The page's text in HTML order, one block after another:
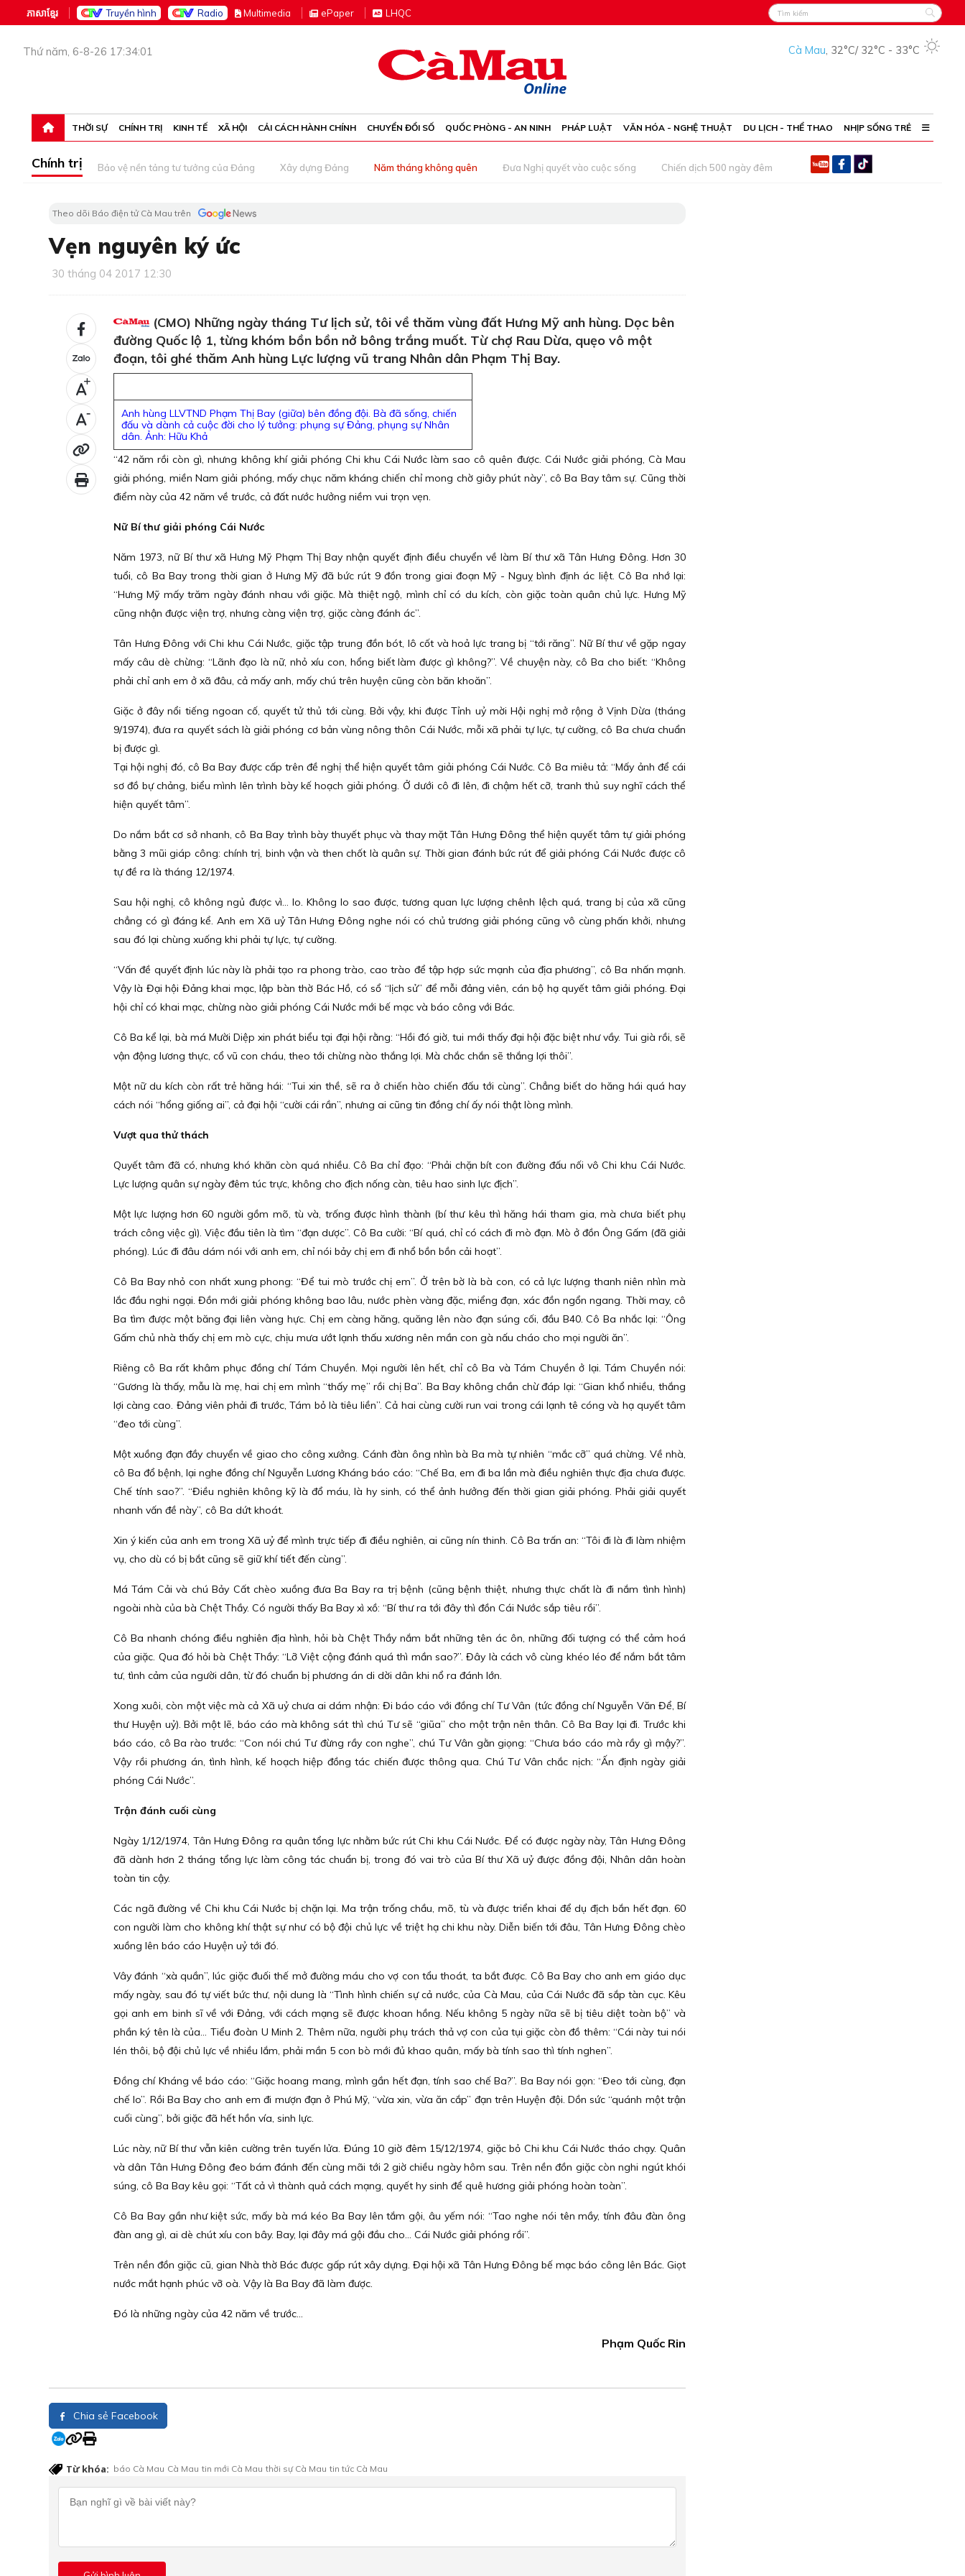
ភាសាខ្មែរ Truyền hình Radio Multimedia ePaper LHQC
Thứ năm, 6-8-26 17:34:01 Cà Mau, 32°C/ 32°C - 33°C
THỜI SỰ CHÍNH TRỊ KINH TẾ XÃ HỘI CẢI CÁCH HÀNH CHÍNH CHUYỂN ĐỔI SỐ QUỐC PHÒNG - AN NINH PHÁP LUẬT VĂN HÓA - NGHỆ THUẬT DU LỊCH - THỂ THAO NHỊP SỐNG TRẺ
Chính trị Bảo vệ nền tảng tư tưởng của Đảng Xây dựng Đảng Năm tháng không quên Đưa Nghị quyết vào cuộc sống Chiến dịch 500 ngày đêm
Theo dõi Báo điện tử Cà Mau trên
Vẹn nguyên ký ức
30 tháng 04 2017 12:30
+
-
(CMO) Những ngày tháng Tư lịch sử, tôi về thăm vùng đất Hưng Mỹ anh hùng. Dọc bên
đường Quốc lộ 1, từng khóm bồn bồn nở bông trắng muốt. Từ chợ Rau Dừa, quẹo vô một
đoạn, tôi ghé thăm Anh hùng Lực lượng vũ trang Nhân dân Phạm Thị Bay.
Anh hùng LLVTND Phạm Thị Bay (giữa) bên đồng đội. Bà đã sống, chiến
đấu và dành cả cuộc đời cho lý tưởng: phụng sự Đảng, phụng sự Nhân
dân. Ảnh: Hữu Khả
“42 năm rồi còn gì, nhưng không khí giải phóng Chi khu Cái Nước làm sao cô quên được. Cái Nước giải phóng, Cà Mau
giải phóng, miền Nam giải phóng, mấy chục năm kháng chiến chỉ mong chờ giây phút này”, cô Ba Bay tâm sự. Cũng thời
điểm này của 42 năm về trước, cả đất nước hưởng niềm vui trọn vẹn.
Nữ Bí thư giải phóng Cái Nước
Năm 1973, nữ Bí thư xã Hưng Mỹ Phạm Thị Bay nhận quyết định điều chuyển về làm Bí thư xã Tân Hưng Đông. Hơn 30
tuổi, cô Ba Bay trong thời gian ở Hưng Mỹ đã bức rút 9 đồn trong giai đoạn Mỹ - Nguỵ bình định ác liệt. Cô Ba nhớ lại:
“Hưng Mỹ mấy trăm ngày đánh nhau với giặc. Mà thiệt ngộ, mình chỉ có du kích, còn giặc toàn quân chủ lực. Hưng Mỹ
cũng nhận được viện trợ, nhưng càng viện trợ, giặc càng đánh ác”.
Tân Hưng Đông với Chi khu Cái Nước, giặc tập trung đồn bót, lô cốt và hoả lực trang bị “tới răng”. Nữ Bí thư về gặp ngay
mấy câu dè chừng: “Lãnh đạo là nữ, nhỏ xíu con, hổng biết làm được gì không?”. Về chuyện này, cô Ba cho biết: “Không
phải chỉ anh em ở xã đâu, cả mấy anh, mấy chú trên huyện cũng còn băn khoăn”.
Giặc ở đây nổi tiếng ngoan cố, quyết tử thủ tới cùng. Bởi vậy, khi được Tỉnh uỷ mời Hội nghị mở rộng ở Vịnh Dừa (tháng
9/1974), đưa ra quyết sách là giải phóng cơ bản vùng nông thôn Cái Nước, mỗi xã phải tự lực, tự cường, cô Ba chưa chuẩn
bị được gì.
Tại hội nghị đó, cô Ba Bay được cấp trên đề nghị thể hiện quyết tâm giải phóng Cái Nước. Cô Ba miêu tả: “Mấy ảnh để cái
sơ đồ bự chảng, biểu mình lên trình bày kế hoạch giải phóng. Ở dưới cô đi lên, đi chậm hết cỡ, tranh thủ suy nghĩ cách thể
hiện quyết tâm”.
Do nắm bắt cơ sở nhanh, cô Ba Bay trình bày thuyết phục và thay mặt Tân Hưng Đông thể hiện quyết tâm tự giải phóng
bằng 3 mũi giáp công: chính trị, binh vận và then chốt là quân sự. Thời gian đánh bức rút để giải phóng Cái Nước được cô
tự đề ra là tháng 12/1974.
Sau hội nghị, cô không ngủ được vì… lo. Không lo sao được, tương quan lực lượng chênh lệch quá, trang bị của xã cũng
chẳng có gì đáng kể. Anh em Xã uỷ Tân Hưng Đông nghe nói có chủ trương giải phóng cũng vô cùng phấn khởi, nhưng
sau đó lại chùng xuống khi phải tự lực, tự cường.
“Vấn đề quyết định lúc này là phải tạo ra phong trào, cao trào để tập hợp sức mạnh của địa phương”, cô Ba nhấn mạnh.
Vậy là Đại hội Đảng khai mạc, lập bàn thờ Bác Hồ, có sổ “lịch sử” để mỗi đảng viên, cán bộ hạ quyết tâm giải phóng. Đại
hội chỉ có khai mạc, chừng nào giải phóng Cái Nước mới bế mạc và báo công với Bác.
Cô Ba kể lại, bà má Mười Diệp xin phát biểu tại đại hội rằng: “Hồi đó giờ, tui mới thấy đại hội đặc biệt như vầy. Tui già rồi, sẽ
vận động lương thực, cổ vũ con cháu, theo tới chừng nào thắng lợi. Mà chắc chắn sẽ thắng lợi thôi”.
Một nữ du kích còn rất trẻ hăng hái: “Tui xin thề, sẽ ra ở chiến hào chiến đấu tới cùng”. Chẳng biết do hăng hái quá hay
cách nói “hổng giống ai”, cả đại hội “cười cái rần”, nhưng ai cũng tin đồng chí ấy nói thật lòng mình.
Vượt qua thử thách
Quyết tâm đã có, nhưng khó khăn còn quá nhiều. Cô Ba chỉ đạo: “Phải chặn bít con đường đấu nối vô Chi khu Cái Nước.
Lực lượng quân sự ngày đêm túc trực, không cho địch nống càn, tiêu hao sinh lực địch”.
Một lực lượng hơn 60 người gồm mõ, tù và, trống được hình thành (bí thư kêu thì hăng hái tham gia, mà chưa biết phụ
trách công việc gì). Việc đầu tiên là tìm “đạn dược”. Cô Ba cười: “Bí quá, chỉ có cách đi mò đạn. Mò ở đồn Ông Gấm (đã giải
phóng). Lúc đi đâu dám nói với anh em, chỉ nói bảy chị em đi nhổ bồn bồn cải hoạt”.
Cô Ba Bay nhỏ con nhất xung phong: “Để tui mò trước chị em”. Ở trên bờ là bà con, có cả lực lượng thanh niên nhìn mà
lắc đầu nghi ngại. Đồn mới giải phóng không bao lâu, nước phèn vàng đặc, miểng đạn, xác đồn ngổn ngang. Thời may, cô
Ba tìm được một băng đại liên vàng hực. Chị em càng hăng, quăng lên nào đạn súng cối, đầu B40. Cô Ba nhắc lại: “Ông
Gấm chủ nhà thấy chị em mò cực, chịu mưa ướt lạnh thấu xương nên mần con gà nấu cháo cho mọi người ăn”.
Riêng cô Ba rất khâm phục đồng chí Tám Chuyền. Mọi người lên hết, chỉ cô Ba và Tám Chuyền ở lại. Tám Chuyền nói:
“Gương là thấy, mẫu là mẹ, hai chị em mình “thấy mẹ” rồi chị Ba”. Ba Bay không chần chừ đáp lại: “Gian khổ nhiều, thắng
lợi càng cao. Đảng viên phải đi trước, Tám bỏ là tiêu liền”. Cả hai cùng cười run vai trong cái lạnh tê cóng và hạ quyết tâm
“đeo tới cùng”.
Một xuồng đạn đầy chuyển về giao cho công xưởng. Cánh đàn ông nhìn bà Ba mà tự nhiên “mắc cỡ” quá chừng. Về nhà,
cô Ba đổ bệnh, lại nghe đồng chí Nguyễn Lương Kháng báo cáo: “Chế Ba, em đi ba lần mà điều nghiên thực địa chưa được.
Chế tính sao?”. “Điều nghiên không kỹ là đổ máu, là hy sinh, có thể ảnh hưởng đến thời gian giải phóng. Phải giải quyết
nhanh vấn đề này”, cô Ba dứt khoát.
Xin ý kiến của anh em trong Xã uỷ để mình trực tiếp đi điều nghiên, ai cũng nín thinh. Cô Ba trấn an: “Tôi đi là đi làm nhiệm
vụ, cho dù có bị bắt cũng sẽ giữ khí tiết đến cùng”.
Má Tám Cải và chú Bảy Cất chèo xuồng đưa Ba Bay ra trị bệnh (cũng bệnh thiệt, nhưng thực chất là đi nắm tình hình)
ngoài nhà của bà Chệt Thầy. Có người thấy Ba Bay xì xồ: “Bí thư ra tới đây thì đồn Cái Nước sắp tiêu rồi”.
Cô Ba nhanh chóng điều nghiên địa hình, hỏi bà Chệt Thầy nắm bắt những tên ác ôn, những đối tượng có thể cảm hoá
của giặc. Qua đó hỏi bà Chệt Thầy: “Lỡ Việt cộng đánh quá thì mần sao?”. Đây là cách vô cùng khéo léo để nắm bắt tâm
tư, tình cảm của người dân, từ đó chuẩn bị phương án di dời dân khi nổ ra đánh lớn.
Xong xuôi, còn một việc mà cả Xã uỷ chưa ai dám nhận: Đi báo cáo với đồng chí Tư Vân (tức đồng chí Nguyễn Văn Để, Bí
thư Huyện uỷ). Bởi một lẽ, báo cáo mà không sát thì chú Tư sẽ “giũa” cho một trận nên thân. Cô Ba Bay lại đi. Trước khi
báo cáo, cô Ba rào trước: “Con nói chú Tư đừng rầy con nghe”, chú Tư Vân gằn giọng: “Chưa báo cáo mà rầy gì mậy?”.
Vậy rồi phương án, tình hình, kế hoạch hiệp đồng tác chiến được thông qua. Chú Tư Vân chắc nịch: “Ấn định ngày giải
phóng Cái Nước”.
Trận đánh cuối cùng
Ngày 1/12/1974, Tân Hưng Đông ra quân tổng lực nhằm bức rút Chi khu Cái Nước. Để có được ngày này, Tân Hưng Đông
đã dành hơn 2 tháng tổng lực làm công tác chuẩn bị, trong đó vai trò của Bí thư Xã uỷ được đồng đội, Nhân dân hoàn
toàn tin cậy.
Các ngã đường về Chi khu Cái Nước bị chặn lại. Ma trận trống chầu, mõ, tù và được triển khai để dụ địch bắn hết đạn. 60
con người làm cho không khí thật sự như có bộ đội chủ lực về triệt hạ chi khu này. Diễn biến tới đâu, Tân Hưng Đông chèo
xuồng lên báo cáo Huyện uỷ tới đó.
Vây đánh “xà quần”, lúc giặc đuối thế mở đường máu cho vợ con tẩu thoát, ta bắt được. Cô Ba Bay cho anh em giáo dục
mấy ngày, sau đó tự viết bức thư, nội dung là “Tình hình chiến sự cả nước, của Cà Mau, của Cái Nước đã sắp tàn cục. Kêu
gọi anh em binh sĩ về với Đảng, với cách mạng sẽ được khoan hồng. Nếu không 5 ngày nữa sẽ bị tiêu diệt toàn bộ” và
phần ký tên là của… Tiểu đoàn U Minh 2. Thêm nữa, người phụ trách thả vợ con của tụi giặc còn đồ thêm: “Cái này tui nói
lén thôi, bộ đội chủ lực về nhiều lắm, phải mần 5 con bò mới đủ khao quân, mấy bà tính sao thì tính nghen”.
Đồng chí Kháng về báo cáo: “Giặc hoang mang, mình gần hết đạn, tính sao chế Ba?”. Ba Bay nói gọn: “Đeo tới cùng, đạn
chế lo”. Rồi Ba Bay cho anh em đi mượn đạn ở Phú Mỹ, “vừa xin, vừa ăn cắp” đạn trên Huyện đội. Dồn sức “quánh một trận
cuối cùng”, bởi giặc đã hết hồn vía, sinh lực.
Lúc này, nữ Bí thư vẫn kiên cường trên tuyến lửa. Đúng 10 giờ đêm 15/12/1974, giặc bỏ Chi khu Cái Nước tháo chạy. Quân
và dân Tân Hưng Đông đeo bám đánh đến cùng mãi tới 2 giờ chiều ngày hôm sau. Trên nền đồn giặc còn nghi ngút khói
súng, cô Ba Bay kêu gọi: “Tất cả vì thành quả cách mạng, quyết hy sinh để quê hương giải phóng hoàn toàn”.
Cô Ba Bay gần như kiệt sức, mấy bà má kéo Ba Bay lên tắm gội, âu yếm nói: “Tao nghe nói tên mầy, tính đâu đàn ông
đàn ang gì, ai dè chút xíu con bây. Bay, lại đây má gội đầu cho… Cái Nước giải phóng rồi”.
Trên nền đồn giặc cũ, gian Nhà thờ Bác được gấp rút xây dựng. Đại hội xã Tân Hưng Đông bế mạc báo công lên Bác. Giọt
nước mắt hạnh phúc vỡ oà. Vậy là Ba Bay đã làm được.
Đó là những ngày của 42 năm về trước…
Phạm Quốc Rin
Chia sẻ Facebook
Từ khóa: báo Cà Mau Cà Mau tin mới Cà Mau thời sự Cà Mau tin tức Cà Mau